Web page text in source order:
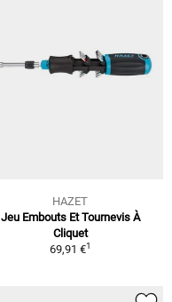
HAZET
Jeu Embouts Et Tournevis À
Cliquet
69,91 €1